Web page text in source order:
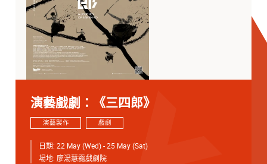
演藝戲劇：《三四郎》
演藝製作 戲劇
日期: 22 May (Wed) - 25 May (Sat)
場地: 廖湯慧靄戲劇院